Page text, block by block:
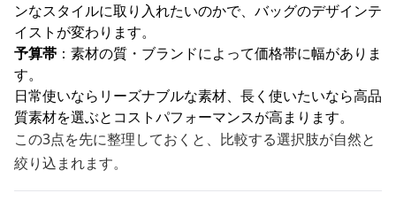
ンなスタイルに取り入れたいのかで、バッグのデザインテ
イストが変わります。
予算帯 ：素材の質・ブランドによって価格帯に幅がありま
す。
日常使いならリーズナブルな素材、長く使いたいなら高品
質素材を選ぶとコストパフォーマンスが高まります。
この3点を先に整理しておくと、比較する選択肢が自然と
絞り込まれます。